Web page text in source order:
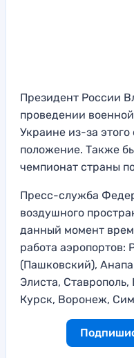
Президент России
проведении
Украине из-за
положение. Также
чемпионат страны
Пресс-служба
воздушного
данный момент
работа аэропортов:
(Пашковский),
Элиста,
Курск, Воронеж,